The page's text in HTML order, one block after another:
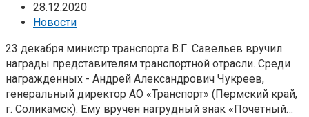
28.12.2020
Новости
23 декабря министр транспорта В.Г. Савельев вручил
награды представителям транспортной отрасли. Среди
награжденных - Андрей Александрович Чукреев,
генеральный директор АО «Транспорт» (Пермский край,
г. Соликамск). Ему вручен нагрудный знак «Почетный…